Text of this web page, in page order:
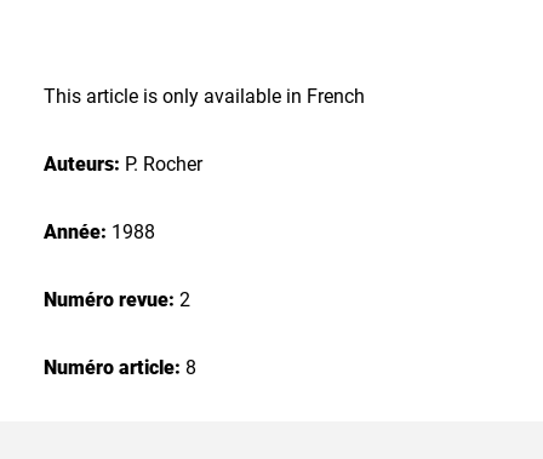
This article is only available in French
Auteurs: P. Rocher
Année: 1988
Numéro revue: 2
Numéro article: 8